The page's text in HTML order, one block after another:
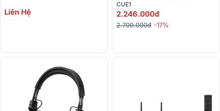
Liên Hệ
CUE1
2.246.000đ
2.700.000đ -17%